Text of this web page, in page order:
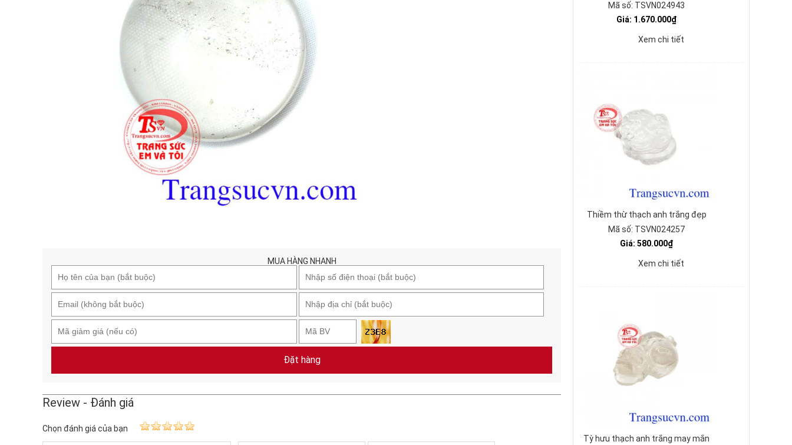
MUA HÀNG NHANH
Đặt hàng
Review - Đánh giá
Chọn đánh giá của bạn
Mã số: TSVN024943
Giá: 1.670.000₫
Xem chi tiết
Thiềm thừ thạch anh trắng đẹp
Mã số: TSVN024257
Giá: 580.000₫
Xem chi tiết
Tỳ hưu thạch anh trắng may mắn